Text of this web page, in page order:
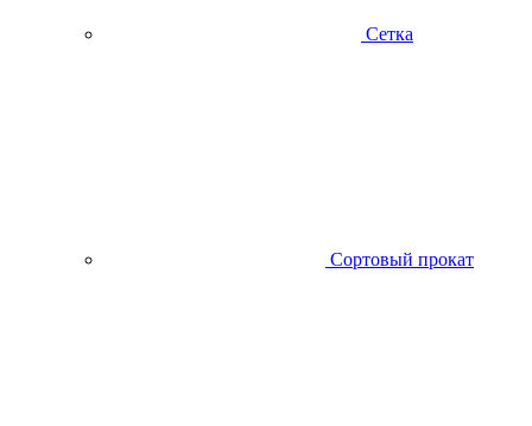
Сетка
Сортовый прокат